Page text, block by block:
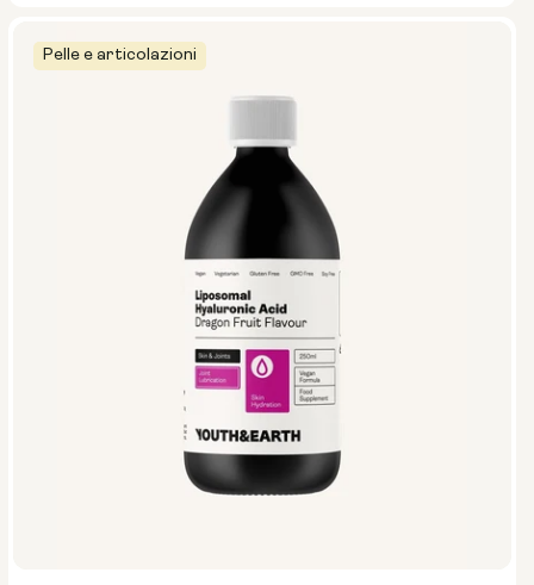
Pelle e articolazioni